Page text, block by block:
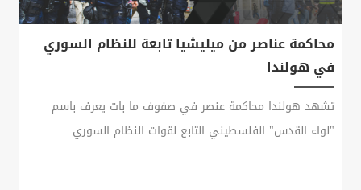
محاكمة عناصر من ميليشيا تابعة للنظام السوري
في هولندا
تشهد هولندا محاكمة عنصر في صفوف ما بات يعرف باسم
"لواء القدس" الفلسطيني التابع لقوات النظام السوري